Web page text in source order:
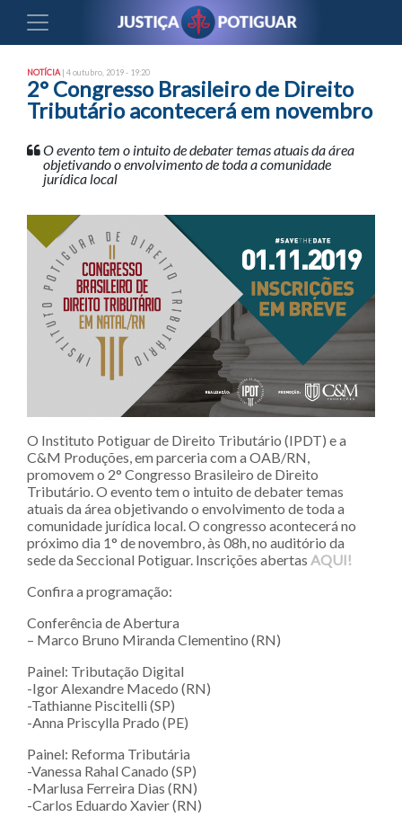
NOTÍCIA | 4 outubro, 2019 - 19:20
2° Congresso Brasileiro de Direito
Tributário acontecerá em novembro
O evento tem o intuito de debater temas atuais da área
objetivando o envolvimento de toda a comunidade
jurídica local
O Instituto Potiguar de Direito Tributário (IPDT) e a
C&M Produções, em parceria com a OAB/RN,
promovem o 2° Congresso Brasileiro de Direito
Tributário. O evento tem o intuito de debater temas
atuais da área objetivando o envolvimento de toda a
comunidade jurídica local. O congresso acontecerá no
próximo dia 1° de novembro, às 08h, no auditório da
sede da Seccional Potiguar. Inscrições abertas AQUI!
Confira a programação:
Conferência de Abertura
– Marco Bruno Miranda Clementino (RN)
Painel: Tributação Digital
-Igor Alexandre Macedo (RN)
-Tathianne Piscitelli (SP)
-Anna Priscylla Prado (PE)
Painel: Reforma Tributária
-Vanessa Rahal Canado (SP)
-Marlusa Ferreira Dias (RN)
-Carlos Eduardo Xavier (RN)